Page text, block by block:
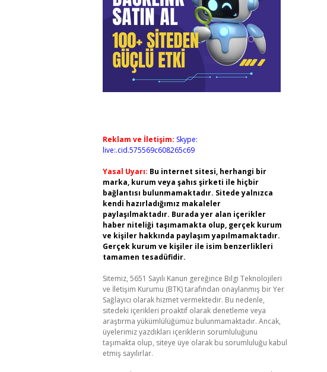
Reklam ve İletişim: Skype:
live:.cid.575569c608265c69
Yasal Uyarı: Bu internet sitesi, herhangi bir
marka, kurum veya şahıs şirketi ile hiçbir
bağlantısı bulunmamaktadır. Sitede yalnızca
kendi hazırladığımız makaleler
paylaşılmaktadır. Burada yer alan içerikler
haber niteliği taşımamakta olup, gerçek kurum
ve kişiler hakkında paylaşım yapılmamaktadır.
Gerçek kurum ve kişiler ile isim benzerlikleri
tamamen tesadüfidir.
Sitemiz, 5651 Sayılı Kanun gereğince Bilgi Teknolojileri
ve İletişim Kurumu (BTK) tarafından onaylanmış bir Yer
Sağlayıcı olarak hizmet vermektedir. Bu nedenle,
sitedeki içerikleri proaktif olarak denetleme veya
araştırma yükümlülüğümüz bulunmamaktadır. Ancak,
üyelerimiz yazdıkları içeriklerin sorumluluğunu
taşımakta olup, siteye üye olarak bu sorumluluğu kabul
etmiş sayılırlar.